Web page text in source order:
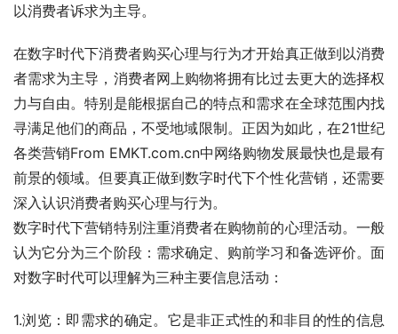
以消费者诉求为主导。
在数字时代下消费者购买心理与行为才开始真正做到以消费
者需求为主导，消费者网上购物将拥有比过去更大的选择权
力与自由。特别是能根据自己的特点和需求在全球范围内找
寻满足他们的商品，不受地域限制。正因为如此，在21世纪
各类营销From EMKT.com.cn中网络购物发展最快也是最有
前景的领域。但要真正做到数字时代下个性化营销，还需要
深入认识消费者购买心理与行为。
数字时代下营销特别注重消费者在购物前的心理活动。一般
认为它分为三个阶段：需求确定、购前学习和备选评价。面
对数字时代可以理解为三种主要信息活动：
1.浏览：即需求的确定。它是非正式性的和非目的性的信息